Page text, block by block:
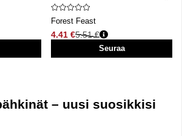
Forest Feast
4.41 €
Normaali hinta
5.51 €
Seuraa
– uusi suosikkisi